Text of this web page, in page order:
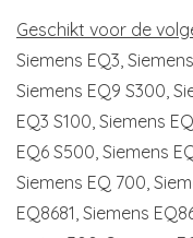
Geschikt voor de
Siemens EQ3,
Siemens EQ9 S300,
EQ3 S100, Siemens
EQ6 S500, Siemens
Siemens EQ 700,
EQ8681, Siemens